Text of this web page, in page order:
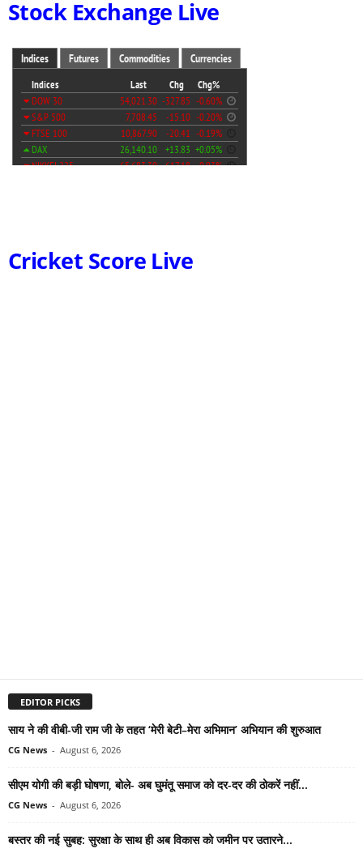
Stock Exchange Live
Cricket Score Live
EDITOR PICKS
साय ने की वीबी-जी राम जी के तहत ‘मेरी बेटी–मेरा अभिमान’ अभियान की शुरुआत
CG News - August 6, 2026
सीएम योगी की बड़ी घोषणा, बोले- अब घुमंतू समाज को दर-दर की ठोकरें नहीं...
CG News - August 6, 2026
बस्तर की नई सुबह: सुरक्षा के साथ ही अब विकास को जमीन पर उतारने...